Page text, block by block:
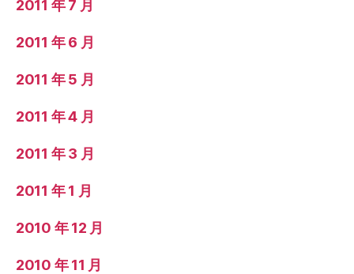
2011 年 7 月
2011 年 6 月
2011 年 5 月
2011 年 4 月
2011 年 3 月
2011 年 1 月
2010 年 12 月
2010 年 11 月